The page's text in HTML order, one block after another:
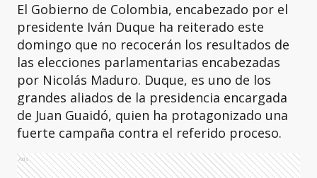
El Gobierno de Colombia, encabezado por el
presidente Iván Duque ha reiterado este
domingo que no recocerán los resultados de
las elecciones parlamentarias encabezadas
por Nicolás Maduro. Duque, es uno de los
grandes aliados de la presidencia encargada
de Juan Guaidó, quien ha protagonizado una
fuerte campaña contra el referido proceso.
Ads